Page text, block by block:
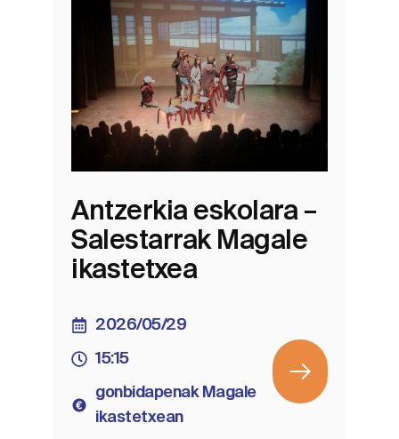
Antzerkia eskolara –
Salestarrak Magale
ikastetxea
2026/05/29
15:15
gonbidapenak Magale
ikastetxean